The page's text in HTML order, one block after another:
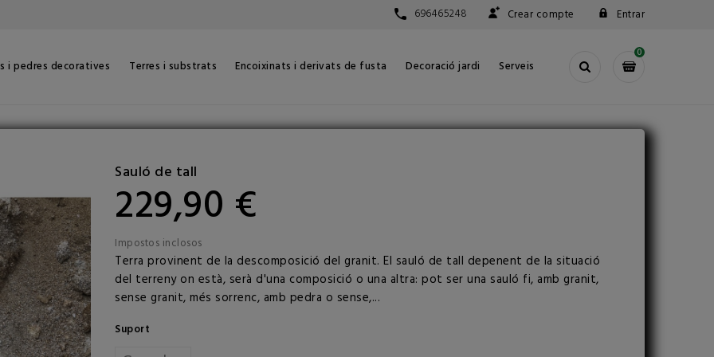
696465248 Crear compte Entrar
0
i pedres decoratives Terres i substrats Encoixinats i derivats de fusta Decoració jardi Serveis
Sauló de tall
229,90 €
Impostos inclosos
Terra provinent de la descomposició del granit. El sauló de tall depenent de la situació
del terreny on està, serà d'una composició o una altra: pot ser una sauló fi, amb granit,
sense granit, més sorrenc, amb pedra o sense,...
Suport